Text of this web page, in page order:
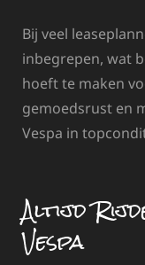
Bij veel
inbegrepen, wat
hoeft te maken
gemoedsrust en
Vespa in
Altijd
Vespa